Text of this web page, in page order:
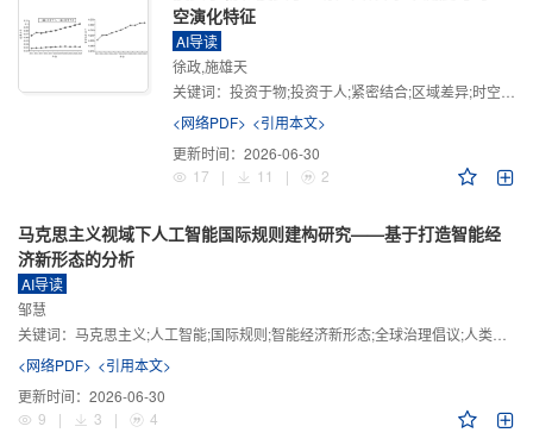
空演化特征
AI导读
徐政,施雄天
关键词： 投资于物;投资于人;紧密结合;区域差异;时空演化
<网络PDF> <引用本文>
更新时间： 2026-06-30
17
| 11 | 2
马克思主义视域下人工智能国际规则建构研究——基于打造智能经
济新形态的分析
AI导读
邹慧
关键词： 马克思主义;人工智能;国际规则;智能经济新形态;全球治理倡议;人类命运共同体
<网络PDF> <引用本文>
更新时间： 2026-06-30
9
| 3 | 4